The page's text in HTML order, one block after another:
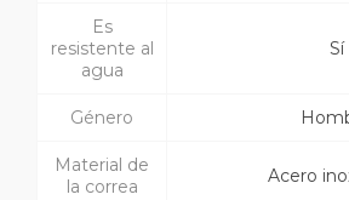
Es
resistente al
agua
Sí
Género
Material de
la correa
Acero